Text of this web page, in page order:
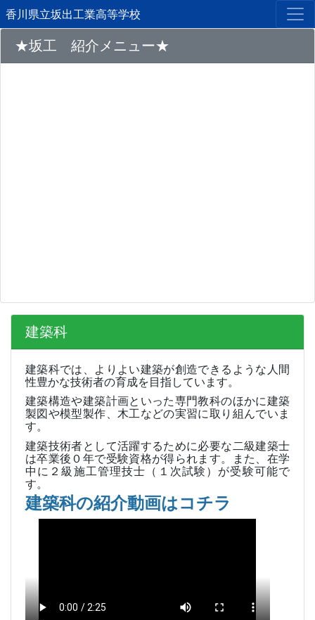
香川県立坂出工業高等学校
★坂工 紹介メニュー★
建築科
建築科では、よりよい建築が創造できるような人間
性豊かな技術者の育成を目指しています。
建築構造や建築計画といった専門教科のほかに建築
製図や模型製作、木工などの実習に取り組んでいま
す。
建築技術者として活躍するために必要な二級建築士
は卒業後０年で受験資格が得られます。また、在学
中に２級施工管理技士（１次試験）が受験可能で
す。
建築科の紹介動画はコチラ